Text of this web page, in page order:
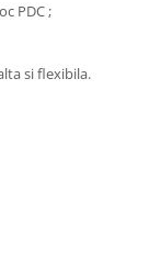
PDC ;
si flexibila.